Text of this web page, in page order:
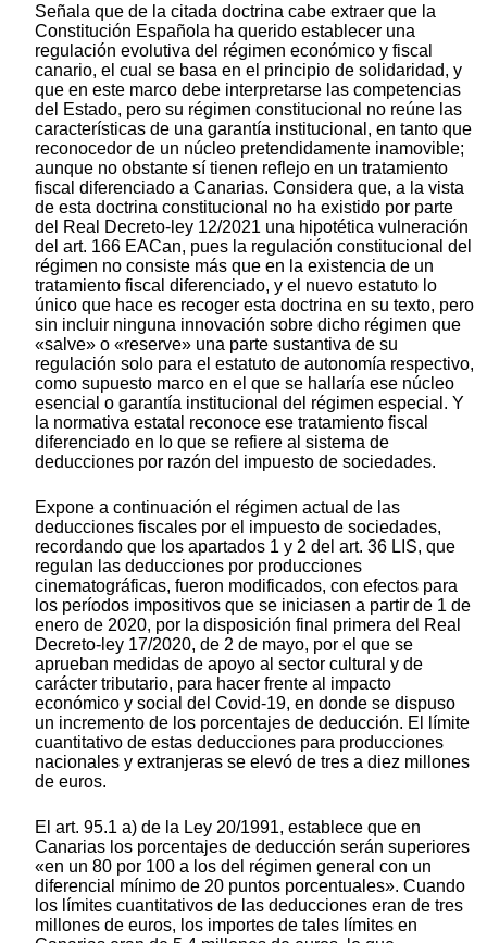
Señala que de la citada doctrina cabe extraer que la
Constitución Española ha querido establecer una
regulación evolutiva del régimen económico y fiscal
canario, el cual se basa en el principio de solidaridad, y
que en este marco debe interpretarse las competencias
del Estado, pero su régimen constitucional no reúne las
características de una garantía institucional, en tanto que
reconocedor de un núcleo pretendidamente inamovible;
aunque no obstante sí tienen reflejo en un tratamiento
fiscal diferenciado a Canarias. Considera que, a la vista
de esta doctrina constitucional no ha existido por parte
del Real Decreto-ley 12/2021 una hipotética vulneración
del art. 166 EACan, pues la regulación constitucional del
régimen no consiste más que en la existencia de un
tratamiento fiscal diferenciado, y el nuevo estatuto lo
único que hace es recoger esta doctrina en su texto, pero
sin incluir ninguna innovación sobre dicho régimen que
«salve» o «reserve» una parte sustantiva de su
regulación solo para el estatuto de autonomía respectivo,
como supuesto marco en el que se hallaría ese núcleo
esencial o garantía institucional del régimen especial. Y
la normativa estatal reconoce ese tratamiento fiscal
diferenciado en lo que se refiere al sistema de
deducciones por razón del impuesto de sociedades.
Expone a continuación el régimen actual de las
deducciones fiscales por el impuesto de sociedades,
recordando que los apartados 1 y 2 del art. 36 LIS, que
regulan las deducciones por producciones
cinematográficas, fueron modificados, con efectos para
los períodos impositivos que se iniciasen a partir de 1 de
enero de 2020, por la disposición final primera del Real
Decreto-ley 17/2020, de 2 de mayo, por el que se
aprueban medidas de apoyo al sector cultural y de
carácter tributario, para hacer frente al impacto
económico y social del Covid-19, en donde se dispuso
un incremento de los porcentajes de deducción. El límite
cuantitativo de estas deducciones para producciones
nacionales y extranjeras se elevó de tres a diez millones
de euros.
El art. 95.1 a) de la Ley 20/1991, establece que en
Canarias los porcentajes de deducción serán superiores
«en un 80 por 100 a los del régimen general con un
diferencial mínimo de 20 puntos porcentuales». Cuando
los límites cuantitativos de las deducciones eran de tres
millones de euros, los importes de tales límites en